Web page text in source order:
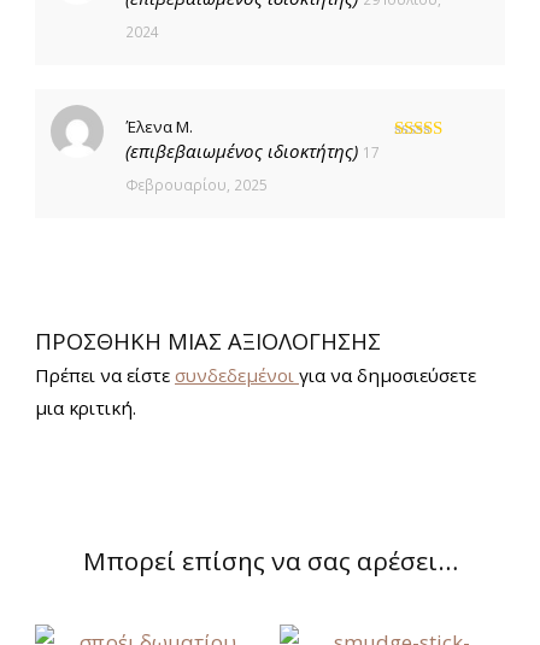
2024
Έλενα Μ.
(επιβεβαιωμένος ιδιοκτήτης) 17
Φεβρουαρίου, 2025
ΠΡΟΣΘΉΚΗ ΜΊΑΣ ΑΞΙΟΛΌΓΗΣΗΣ
Πρέπει να είστε συνδεδεμένοι για να δημοσιεύσετε
μια κριτική.
Μπορεί επίσης να σας αρέσει…